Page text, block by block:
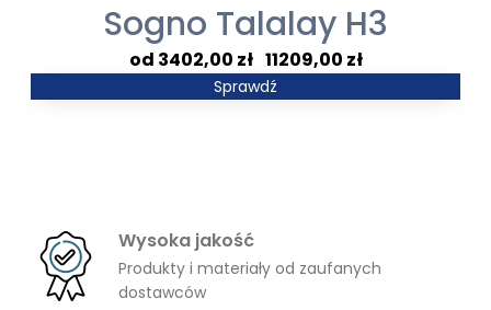
Sogno Talalay H3
3402,00 zł– 11209,00 zł
Zakres
Sprawdź
Wysoka jakość
Produkty i materiały od zaufanych
dostawców